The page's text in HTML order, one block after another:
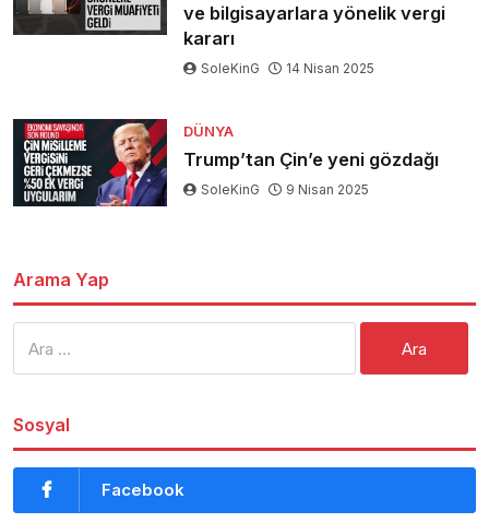
ve bilgisayarlara yönelik vergi
kararı
SoleKinG 14 Nisan 2025
DÜNYA
Trump’tan Çin’e yeni gözdağı
SoleKinG 9 Nisan 2025
Arama Yap
Sosyal
Facebook